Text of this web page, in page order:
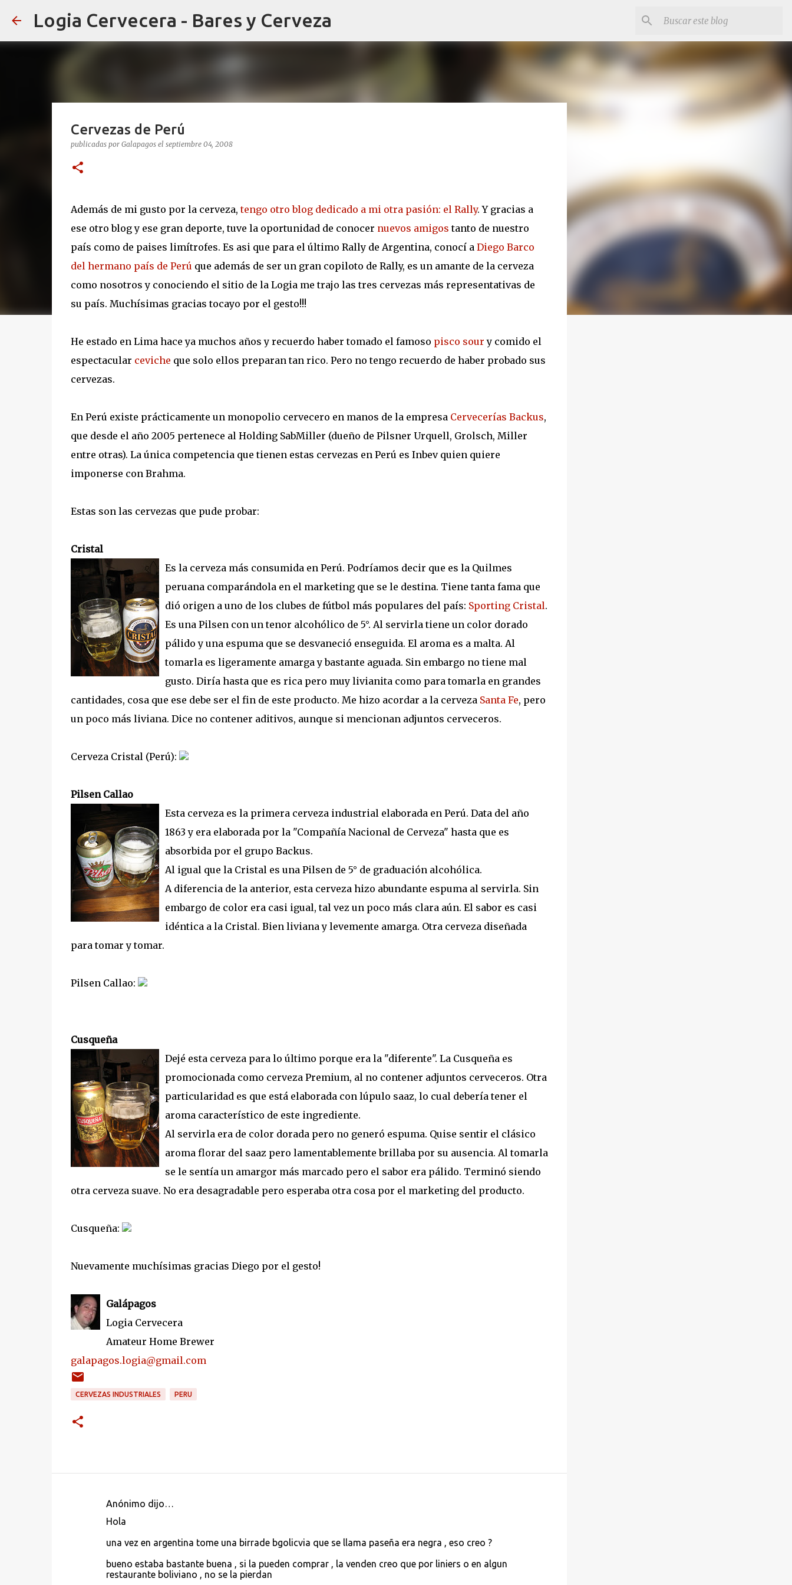
Logia Cervecera - Bares y Cerveza
Cervezas de Perú
publicadas por Galapagos el septiembre 04, 2008
Además de mi gusto por la cerveza,tengo otro blog dedicado a mi otra pasión: el Rally. Y gracias a
ese otro blog y ese gran deporte, tuve la oportunidad de conocer nuevos amigos tanto de nuestro
país como de paises limítrofes. Es asi que para el último Rally de Argentina, conocí a Diego Barco
del hermano país de Perú que además de ser un gran copiloto de Rally, es un amante de la cerveza
como nosotros y conociendo el sitio de la Logia me trajo las tres cervezas más representativas de
su país. Muchísimas gracias tocayo por el gesto!!!
He estado en Lima hace ya muchos años y recuerdo haber tomado el famoso pisco sour y comido el
espectacular ceviche que solo ellos preparan tan rico. Pero no tengo recuerdo de haber probado sus
cervezas.
En Perú existe prácticamente un monopolio cervecero en manos de la empresa Cervecerías Backus,
que desde el año 2005 pertenece al Holding SabMiller (dueño de Pilsner Urquell, Grolsch, Miller
entre otras). La única competencia que tienen estas cervezas en Perú es Inbev quien quiere
imponerse con Brahma.
Estas son las cervezas que pude probar:
Cristal
Es la cerveza más consumida en Perú. Podríamos decir que es la Quilmes
peruana comparándola en el marketing que se le destina. Tiene tanta fama que
dió origen a uno de los clubes de fútbol más populares del país: Sporting Cristal.
Es una Pilsen con un tenor alcohólico de 5°. Al servirla tiene un color dorado
pálido y una espuma que se desvaneció enseguida. El aroma es a malta. Al
tomarla es ligeramente amarga y bastante aguada. Sin embargo no tiene mal
gusto. Diría hasta que es rica pero muy livianita como para tomarla en grandes
cantidades, cosa que ese debe ser el fin de este producto. Me hizo acordar a la cerveza Santa Fe, pero
un poco más liviana. Dice no contener aditivos, aunque si mencionan adjuntos cerveceros.
Cerveza Cristal (Perú):
Pilsen Callao
Esta cerveza es la primera cerveza industrial elaborada en Perú. Data del año
1863 y era elaborada por la "Compañía Nacional de Cerveza" hasta que es
absorbida por el grupo Backus.
Al igual que la Cristal es una Pilsen de 5° de graduación alcohólica.
A diferencia de la anterior, esta cerveza hizo abundante espuma al servirla. Sin
embargo de color era casi igual, tal vez un poco más clara aún. El sabor es casi
idéntica a la Cristal. Bien liviana y levemente amarga. Otra cerveza diseñada
para tomar y tomar.
Pilsen Callao:
Cusqueña
Dejé esta cerveza para lo último porque era la "diferente". La Cusqueña es
promocionada como cerveza Premium, al no contener adjuntos cerveceros. Otra
particularidad es que está elaborada con lúpulo saaz, lo cual debería tener el
aroma característico de este ingrediente.
Al servirla era de color dorada pero no generó espuma. Quise sentir el clásico
aroma florar del saaz pero lamentablemente brillaba por su ausencia. Al tomarla
se le sentía un amargor más marcado pero el sabor era pálido. Terminó siendo
otra cerveza suave. No era desagradable pero esperaba otra cosa por el marketing del producto.
Cusqueña:
Nuevamente muchísimas gracias Diego por el gesto!
Galápagos
Logia Cervecera
Amateur Home Brewer
galapagos.logia@gmail.com
CERVEZAS INDUSTRIALES PERU
Anónimo dijo…
Hola
una vez en argentina tome una birrade bgolicvia que se llama paseña era negra , eso creo ?
bueno estaba bastante buena , si la pueden comprar , la venden creo que por liniers o en algun
restaurante boliviano , no se la pierdan